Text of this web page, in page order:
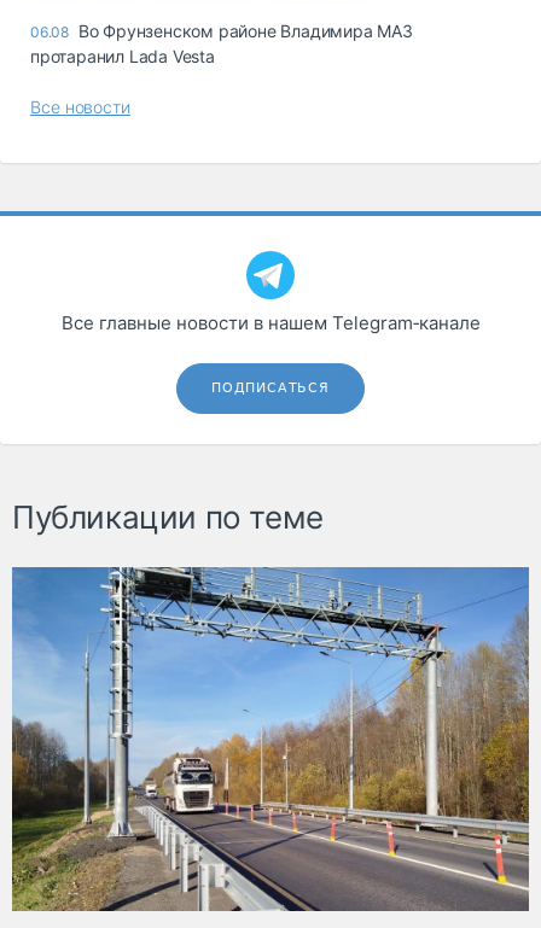
06.08 Во Фрунзенском районе Владимира МАЗ
протаранил Lada Vesta
Все новости
Все главные новости в нашем Telegram‑канале
ПОДПИСАТЬСЯ
Публикации по теме